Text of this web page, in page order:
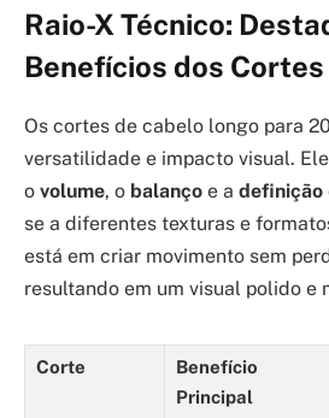
Raio-X Técnico:
Benefícios dos
Os cortes de cabelo longo para
versatilidade e impacto visual.
o volume, o balanço e a definição
se a diferentes texturas e
está em criar movimento sem
resultando em um visual polido e
Corte
Benefício
Principal